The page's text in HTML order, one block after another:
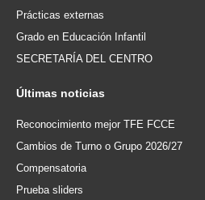
Prácticas externas
Grado en Educación Infantil
SECRETARÍA DEL CENTRO
Últimas noticias
Reconocimiento mejor TFE FCCE
Cambios de Turno o Grupo 2026/27
Compensatoria
Prueba sliders